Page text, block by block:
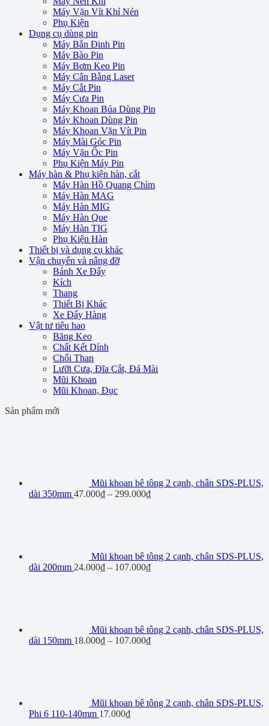
Máy Vặn Vít Khí Nén
Phụ Kiện
Dụng cụ dùng pin
Máy Bắn Đinh Pin
Máy Bào Pin
Máy Bơm Keo Pin
Máy Cân Bằng Laser
Máy Cắt Pin
Máy Cưa Pin
Máy Khoan Búa Dùng Pin
Máy Khoan Dùng Pin
Máy Khoan Vặn Vít Pin
Máy Mài Góc Pin
Máy Vặn Ốc Pin
Phụ Kiện Máy Pin
Máy hàn & Phụ kiện hàn, cắt
Máy Hàn Hồ Quang Chìm
Máy Hàn MAG
Máy Hàn MIG
Máy Hàn Que
Máy Hàn TIG
Phụ Kiện Hàn
Thiết bị và dụng cụ khác
Vận chuyển và nâng đỡ
Bánh Xe Đẩy
Kích
Thang
Thiết Bị Khác
Xe Đẩy Hàng
Vật tư tiêu hao
Băng Keo
Chất Kết Dính
Chổi Than
Lưỡi Cưa, Đĩa Cắt, Đá Mài
Mũi Khoan
Mũi Khoan, Đục
Sản phẩm mới
Mũi khoan bê tông 2 cạnh, chân SDS-PLUS,
dài 350mm 47.000₫ – 299.000₫
Mũi khoan bê tông 2 cạnh, chân SDS-PLUS,
dài 200mm 24.000₫ – 107.000₫
Mũi khoan bê tông 2 cạnh, chân SDS-PLUS,
dài 150mm 18.000₫ – 107.000₫
Mũi khoan bê tông 2 cạnh, chân SDS-PLUS,
Phi 6 110-140mm 17.000₫